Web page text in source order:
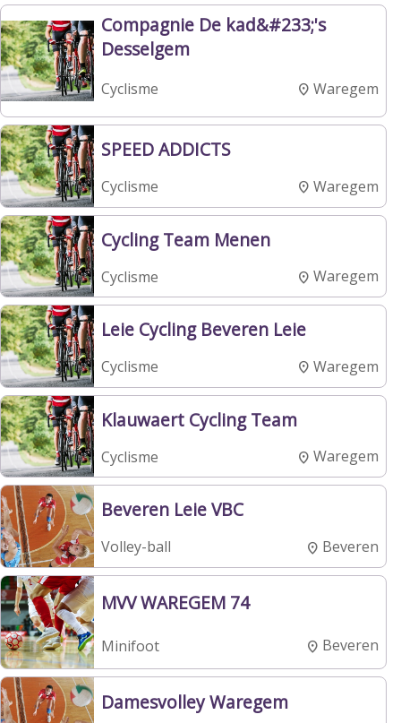
Compagnie De kad&#233;'s
Desselgem
Cyclisme Waregem
SPEED ADDICTS
Cyclisme Waregem
Cycling Team Menen
Cyclisme Waregem
Leie Cycling Beveren Leie
Cyclisme Waregem
Klauwaert Cycling Team
Cyclisme Waregem
Beveren Leie VBC
Volley-ball Beveren
MVV WAREGEM 74
Minifoot Beveren
Damesvolley Waregem